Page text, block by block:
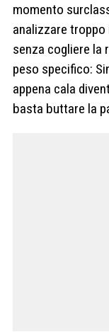
momento
analizzare
senza cogliere la
peso specifico:
appena cala
basta buttare la